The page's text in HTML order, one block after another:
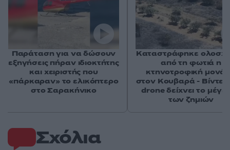
Σχόλια
Παράταση για να δώσουν
εξηγήσεις πήραν ιδιοκτήτης
και χειριστής που
«πάρκαραν» το ελικόπτερο
στο Σαρακήνικο
Καταστράφηκε
από τη φωτιά η
κτηνοτροφική
στον Κουβαρά -
drone δείχνει το
των ζημιών